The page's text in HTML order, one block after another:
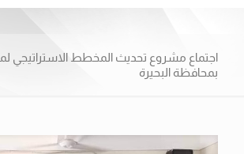
اجتماع مشروع تحديث المخطط الاستراتيجي
بمحافظة البحيرة